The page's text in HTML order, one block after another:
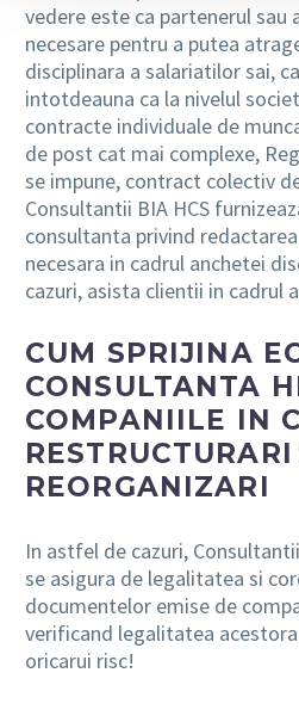
vedere este ca partenerul sau
necesare pentru a putea
disciplinara a salariatilor sai,
intotdeauna ca la nivelul
contracte individuale de
de post cat mai complexe,
se impune, contract colectiv
Consultantii BIA HCS
consultanta privind
necesara in cadrul anchetei
cazuri, asista clientii in cadrul
CUM SPRIJINA
CONSULTANTA
COMPANIILE IN
REORGANIZARI
In astfel de cazuri,
se asigura de legalitatea si
documentelor emise de
verificand legalitatea
oricarui risc!